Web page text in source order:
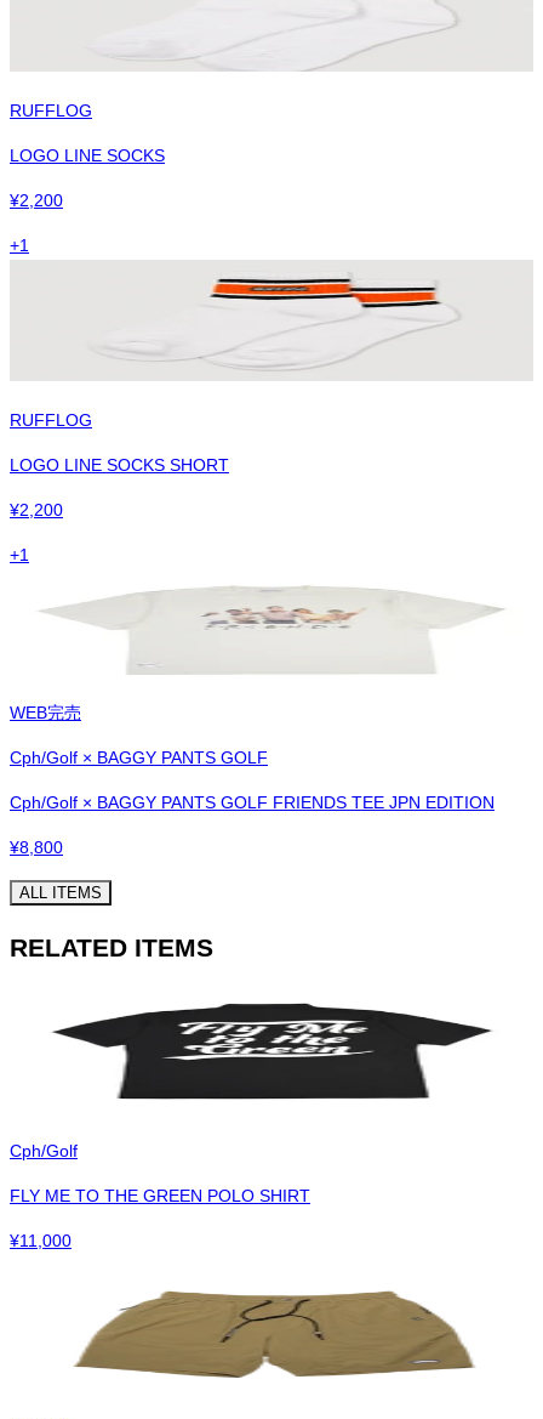
RUFFLOG
LOGO LINE SOCKS
¥2,200
+1
RUFFLOG
LOGO LINE SOCKS SHORT
¥2,200
+1
WEB完売
Cph/Golf × BAGGY PANTS GOLF
Cph/Golf × BAGGY PANTS GOLF FRIENDS TEE JPN EDITION
¥8,800
ALL ITEMS
RELATED ITEMS
Cph/Golf
FLY ME TO THE GREEN POLO SHIRT
¥11,000